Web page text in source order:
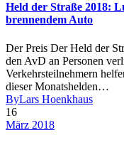
Held der Straße 2018:
brennendem Auto
Der Preis Der Held der
den AvD an Personen
Verkehrsteilnehmern
dieser Monatshelden…
ByLars Hoenkhaus
16
März 2018